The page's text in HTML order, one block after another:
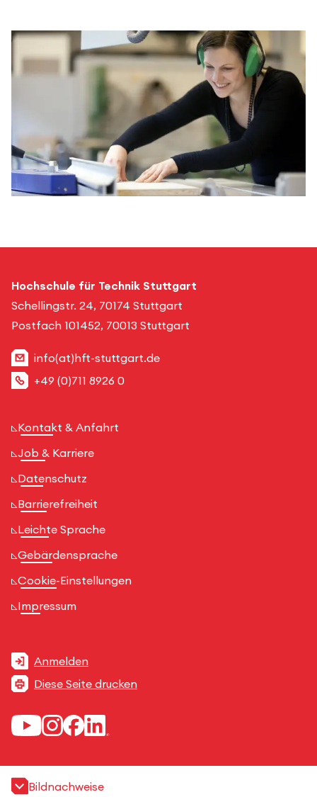
Hochschule für Technik Stuttgart
Schellingstr. 24, 70174 Stuttgart
Postfach 101452, 70013 Stuttgart
info(at)hft-stuttgart.de
+49 (0)711 8926 0
Kontakt & Anfahrt
Job & Karriere
Datenschutz
Barrierefreiheit
Leichte Sprache
Gebärdensprache
Cookie-Einstellungen
Impressum
Anmelden
Diese Seite drucken
Bildnachweise